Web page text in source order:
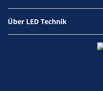
Über LED Technik